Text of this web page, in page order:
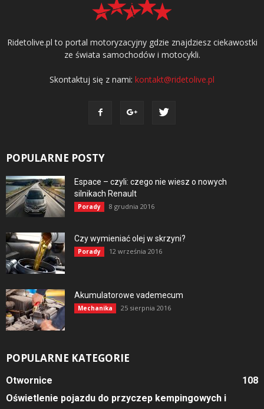
Ridetolive.pl to portal motoryzacyjny gdzie znajdziesz ciekawostki
ze świata samochodów i motocykli.
Skontaktuj się z nami: kontakt@ridetolive.pl
POPULARNE POSTY
Espace – czyli: czego nie wiesz o nowych
silnikach Renault
Porady 8 grudnia 2016
Czy wymieniać olej w skrzyni?
Porady 12 września 2016
Akumulatorowe vademecum
Mechanika 25 sierpnia 2016
POPULARNE KATEGORIE
Otwornice
108
Oświetlenie pojazdu do przyczep kempingowych i